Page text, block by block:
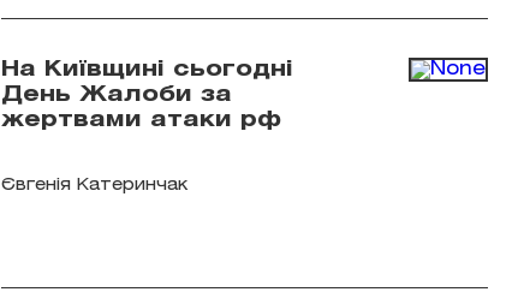
На Київщині сьогодні
День Жалоби за
жертвами атаки рф
Євгенія Катеринчак